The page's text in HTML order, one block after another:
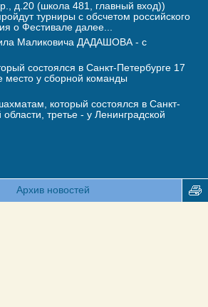
д.20 (школа 481, главный вход))
турниры с обсчетом российского
о Фестивале далее...
Маликовича ДАДАШОВА - с
состоялся в Санкт-Петербурге 17
у сборной команды
который состоялся в Санкт-
третье - у Ленинградской
Архив новостей